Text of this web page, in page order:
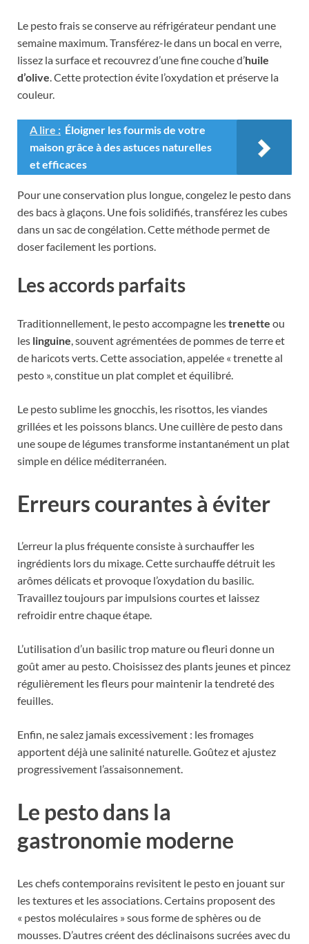
Le pesto frais se conserve au réfrigérateur pendant une
semaine maximum. Transférez-le dans un bocal en verre,
lissez la surface et recouvrez d’une fine couche d’huile
d’olive . Cette protection évite l’oxydation et préserve la
couleur.
A lire : Éloigner les fourmis de votre
maison grâce à des astuces naturelles
et efficaces
Pour une conservation plus longue, congelez le pesto dans
des bacs à glaçons. Une fois solidifiés, transférez les cubes
dans un sac de congélation. Cette méthode permet de
doser facilement les portions.
Les accords parfaits
Traditionnellement, le pesto accompagne lestrenette ou
les linguine, souvent agrémentées de pommes de terre et
de haricots verts. Cette association, appelée « trenette al
pesto », constitue un plat complet et équilibré.
Le pesto sublime les gnocchis, les risottos, les viandes
grillées et les poissons blancs. Une cuillère de pesto dans
une soupe de légumes transforme instantanément un plat
simple en délice méditerranéen.
Erreurs courantes à éviter
L’erreur la plus fréquente consiste à surchauffer les
ingrédients lors du mixage. Cette surchauffe détruit les
arômes délicats et provoque l’oxydation du basilic.
Travaillez toujours par impulsions courtes et laissez
refroidir entre chaque étape.
L’utilisation d’un basilic trop mature ou fleuri donne un
goût amer au pesto. Choisissez des plants jeunes et pincez
régulièrement les fleurs pour maintenir la tendreté des
feuilles.
Enfin, ne salez jamais excessivement : les fromages
apportent déjà une salinité naturelle. Goûtez et ajustez
progressivement l’assaisonnement.
Le pesto dans la
gastronomie moderne
Les chefs contemporains revisitent le pesto en jouant sur
les textures et les associations. Certains proposent des
« pestos moléculaires » sous forme de sphères ou de
mousses. D’autres créent des déclinaisons sucrées avec du